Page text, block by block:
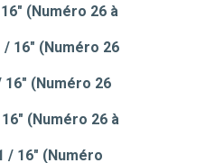
(Numéro 26 à
16" (Numéro 26
(Numéro 26
(Numéro 26 à
/ 16" (Numéro